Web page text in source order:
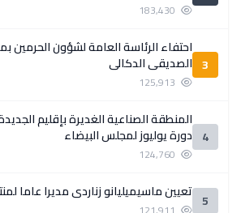
3
احتفاء الرئاسة العامة لشؤون
الصديقي الدكالي
4
المنطقة الصناعية الغديرة بإقليم
دورة يوليوز لمجلس البيضاء
5 تعيين ماسيميليانو زناردي مديرا عاما